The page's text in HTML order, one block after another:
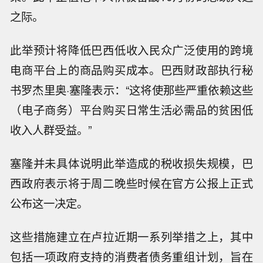
之际。
此举预计将降低巴西低收入民众广泛使用的跨境
电商平台上的商品购买成本。巴西财政部执行秘
书罗杰里奥·塞隆表示：“这将使那些严重依赖这些
（电子商务）平台购买日常生活必需品的贫困低
收入人群受益。”
塞隆并未具体说明此举造成的税收损失规模，巴
西政府表示将于周二晚些时候在官方公报上正式
公布这一决定。
这些措施建立在卢拉近期一系列举措之上，其中
包括一项政府支持的消费者债务重组计划，旨在